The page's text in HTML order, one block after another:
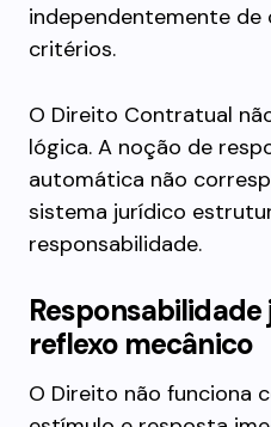
independentemente de
critérios.
O Direito Contratual
lógica. A noção de
automática não
sistema jurídico
responsabilidade.
reflexo mecânico
O Direito não funciona